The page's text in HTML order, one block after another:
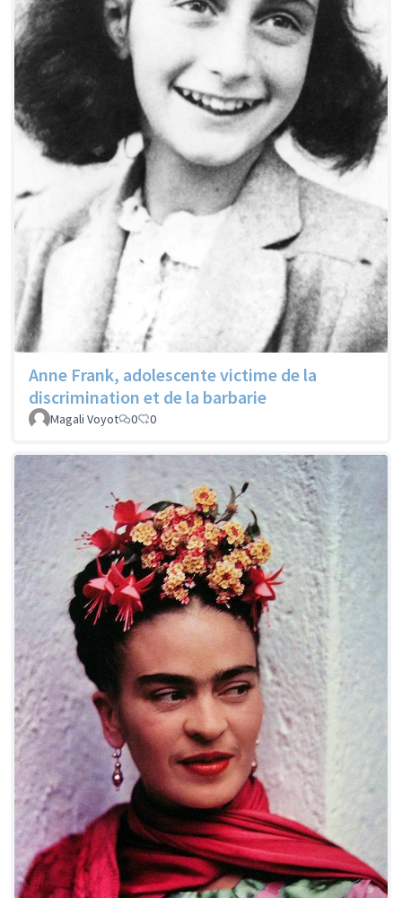
Anne Frank, adolescente victime de la
discrimination et de la barbarie
Magali Voyot 0 0